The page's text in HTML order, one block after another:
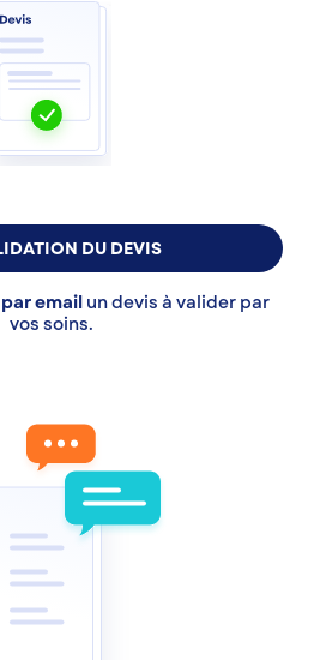
DU DEVIS
emailun devis à valider par
vos soins.